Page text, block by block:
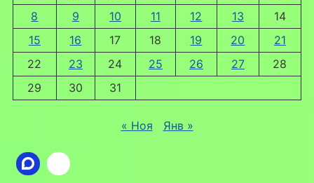
8
9 10 11 12 13
14
15
16 17 18 19 20
21
22
23 24 25 26 27
28
29
30 31
« Ноя Янв »